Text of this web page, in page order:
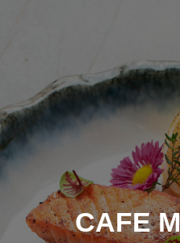
CAFE